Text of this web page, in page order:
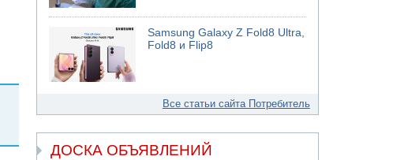
Samsung Galaxy Z Fold8 Ultra,
Fold8 и Flip8
Все статьи сайта Потребитель
ДОСКА ОБЪЯВЛЕНИЙ